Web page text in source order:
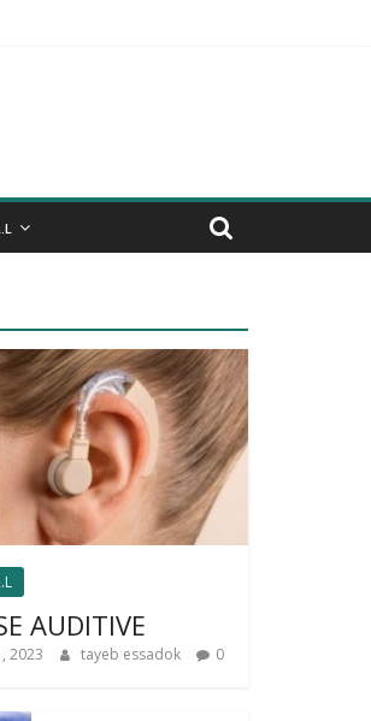
AUDITIVE
2023 tayeb essadok 0